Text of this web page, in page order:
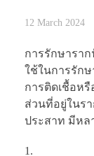
12 March 2024
การรักษารา
ใช้ในการรัก
การติดเชื้อหรื
ส่วนที่อยู่ในร
ประสาท มีหล